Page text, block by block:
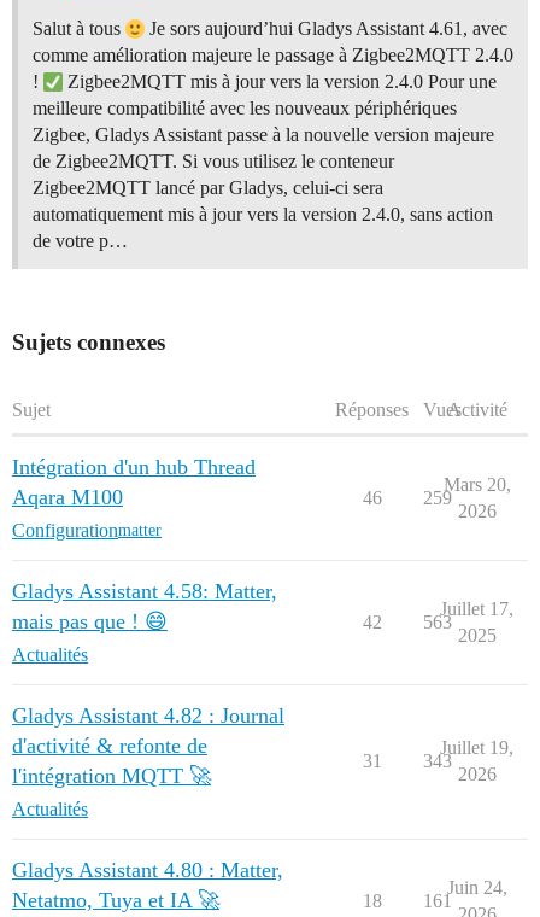
Salut à tous
Je sors aujourd’hui Gladys Assistant 4.61, avec
comme amélioration majeure le passage à Zigbee2MQTT 2.4.0
!
Zigbee2MQTT mis à jour vers la version 2.4.0 Pour une
meilleure compatibilité avec les nouveaux périphériques
Zigbee, Gladys Assistant passe à la nouvelle version majeure
de Zigbee2MQTT. Si vous utilisez le conteneur
Zigbee2MQTT lancé par Gladys, celui-ci sera
automatiquement mis à jour vers la version 2.4.0, sans action
de votre p…
Sujets connexes
Sujet Réponses VuesActivité
Intégration d'un hub Thread
Aqara M100
Configurationmatter
46 259
Mars 20,
2026
Gladys Assistant 4.58: Matter,
mais pas que ! 😄
Actualités
42 563
Juillet 17,
2025
Gladys Assistant 4.82 : Journal
d'activité & refonte de
l'intégration MQTT 🚀
Actualités
31 343
Juillet 19,
2026
Gladys Assistant 4.80 : Matter,
Netatmo, Tuya et IA 🚀
18 161
Juin 24,